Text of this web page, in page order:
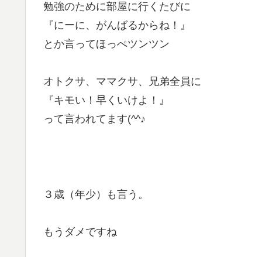
勉強のために部屋に行くたびに
『にーに、がんばるからね！』
とか言ってほっぺツンツン
オトクサ、ママクサ、兄弟全員に
『キモい！早くいけよ！』
って言われてます(^^♪
３歳（年少）も言う。
もうダメですね